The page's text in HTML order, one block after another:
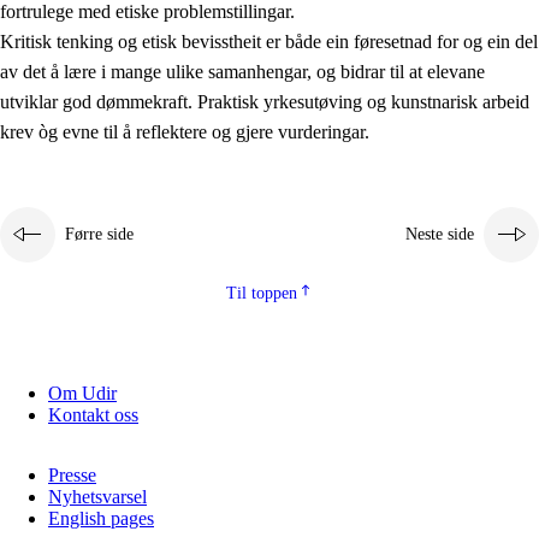
fortrulege med etiske problemstillingar.
Kritisk tenking og etisk bevisstheit er både ein føresetnad for og ein del
av det å lære i mange ulike samanhengar, og bidrar til at elevane
utviklar god dømmekraft. Praktisk yrkesutøving og kunstnarisk arbeid
krev òg evne til å reflektere og gjere vurderingar.
Førre side Neste side
Til toppen
Om Udir
Kontakt oss
Presse
Nyhetsvarsel
English pages